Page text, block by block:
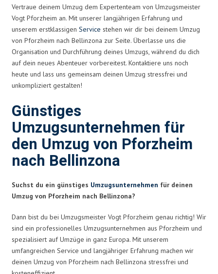
Vertraue deinem Umzug dem Expertenteam von Umzugsmeister
Vogt Pforzheim an. Mit unserer langjährigen Erfahrung und
unserem erstklassigen Service stehen wir dir bei deinem Umzug
von Pforzheim nach Bellinzona zur Seite. Überlasse uns die
Organisation und Durchführung deines Umzugs, während du dich
auf dein neues Abenteuer vorbereitest. Kontaktiere uns noch
heute und lass uns gemeinsam deinen Umzug stressfrei und
unkompliziert gestalten!
Günstiges
Umzugsunternehmen für
den Umzug von Pforzheim
nach Bellinzona
Suchst du ein günstiges Umzugsunternehmen für deinen
Umzug von Pforzheim nach Bellinzona?
Dann bist du bei Umzugsmeister Vogt Pforzheim genau richtig! Wir
sind ein professionelles Umzugsunternehmen aus Pforzheim und
spezialisiert auf Umzüge in ganz Europa. Mit unserem
umfangreichen Service und langjähriger Erfahrung machen wir
deinen Umzug von Pforzheim nach Bellinzona stressfrei und